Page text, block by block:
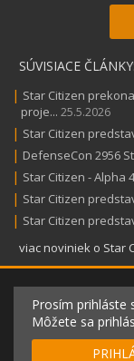
SÚVISIACE ČLÁNKY:
| Star Citizen
proje... 25.5.2026
| Star Citizen
| DefenseCon 2956
| Star Citizen - Alpha
| Star Citizen
| Star Citizen
viac noviniek o Star
Prosím prihláste
Môžete sa